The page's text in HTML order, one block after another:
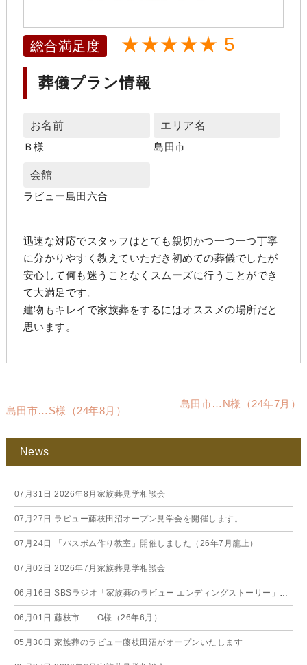
総合満足度 ★★★★★ 5
葬儀プラン情報
お名前
Ｂ様
エリア名
島田市
会館
ラビュー島田六合
迅速な対応でスタッフはとても親切かつ一つ一つ丁寧
に分かりやすく教えていただき初めての葬儀でしたが
安心して何も迷うことなくスムーズに行うことができ
て大満足です。
建物もキレイで家族葬をするにはオススメの場所だと
思います。
島田市…S様（24年8月）
島田市…N様（24年7月）
News
07月31日 2026年8月家族葬見学相談会
07月27日 ラビュー藤枝田沼オープン見学会を開催します。
07月24日 「バスボム作り教室」開催しました（26年7月籠上）
07月02日 2026年7月家族葬見学相談会
06月16日 SBSラジオ「家族葬のラビュー エンディングストーリー」に弊社スタッフが出演いたしました（26年6月）
06月01日 藤枝市… O様（26年6月）
05月30日 家族葬のラビュー藤枝田沼がオープンいたします